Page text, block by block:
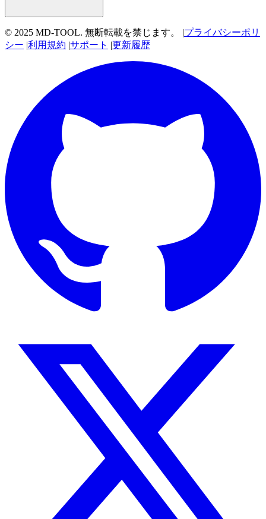
© 2025 MD-TOOL. 無断転載を禁じます。 |プライバシーポリ
シー |利用規約 |サポート |更新履歴